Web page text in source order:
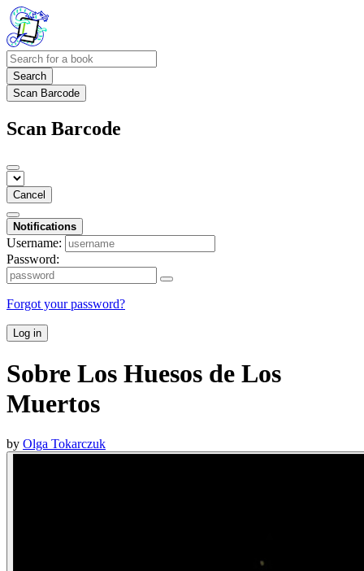
Search
Scan Barcode
Scan Barcode
Cancel
Notifications
Username:
Password:
Forgot your password?
Log in
Sobre Los Huesos de Los
Muertos
by Olga Tokarczuk